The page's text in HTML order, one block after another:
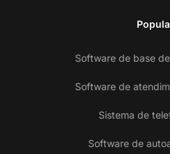
Software de base
Software de
Sistema de
Software de